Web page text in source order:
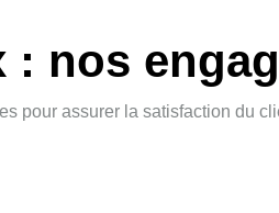
nos
pour assurer la satisfaction du